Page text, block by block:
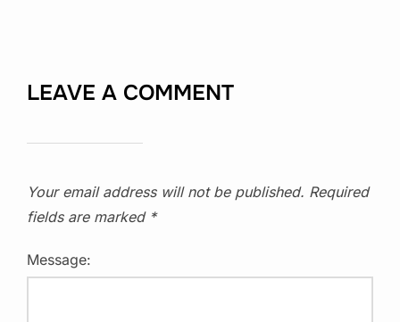
LEAVE A COMMENT
Your email address will not be published. Required
fields are marked *
Message: